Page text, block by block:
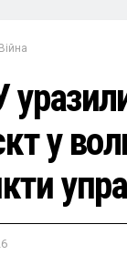
Війна
у